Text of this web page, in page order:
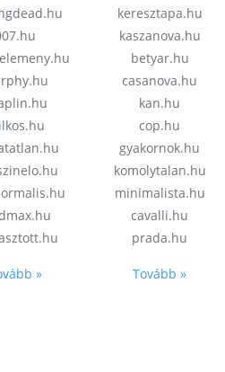
»
keresztapa.hu
kaszanova.hu
betyar.hu
casanova.hu
kan.hu
cop.hu
gyakornok.hu
komolytalan.hu
minimalista.hu
cavalli.hu
prada.hu
Tovább »